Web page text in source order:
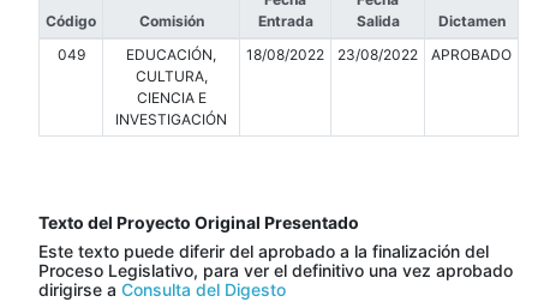
Código Comisión
Entrada
Salida
Dictamen
049
EDUCACIÓN,
CULTURA,
CIENCIA E
INVESTIGACIÓN
18/08/2022 23/08/2022 APROBADO
Texto del Proyecto Original Presentado
Este texto puede diferir del aprobado a la finalización del
Proceso Legislativo, para ver el definitivo una vez aprobado
dirigirse a Consulta del Digesto